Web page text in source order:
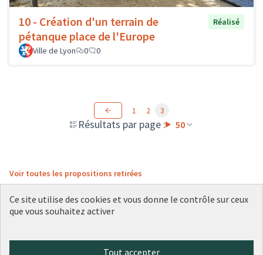
10 - Création d'un terrain de
pétanque place de l'Europe
Réalisé
Ville de Lyon 0 0
Résultats par page : 50
1 2 3
Voir toutes les propositions retirées
Ce site utilise des cookies et vous donne le contrôle sur ceux
que vous souhaitez activer
Tout accepter